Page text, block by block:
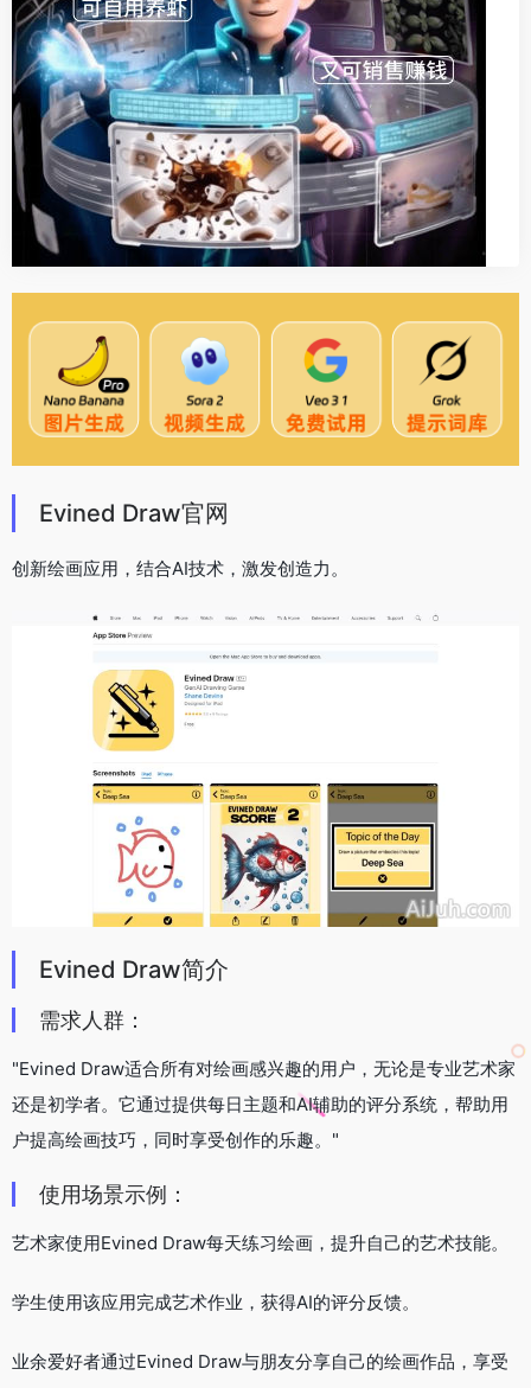
Evined Draw官网
创新绘画应用，结合AI技术，激发创造力。
Evined Draw简介
需求人群：
"Evined Draw适合所有对绘画感兴趣的用户，无论是专业艺术家
还是初学者。它通过提供每日主题和AI辅助的评分系统，帮助用
户提高绘画技巧，同时享受创作的乐趣。"
使用场景示例：
艺术家使用Evined Draw每天练习绘画，提升自己的艺术技能。
学生使用该应用完成艺术作业，获得AI的评分反馈。
业余爱好者通过Evined Draw与朋友分享自己的绘画作品，享受